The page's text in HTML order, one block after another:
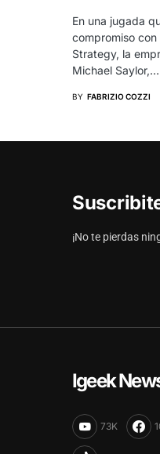
En una jugada
compromiso
Strategy, la
Michael Saylor,…
BY FABRIZIO COZZI
¡No te pierdas
Igeek
73K